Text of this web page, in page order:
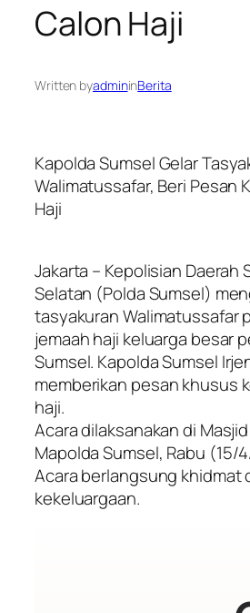
Calon Haji
Written byadmininBerita
Kapolda Sumsel Gelar
Walimatussafar, Beri Pesan
Haji
Jakarta – Kepolisian Daerah
Selatan (Polda Sumsel)
tasyakuran Walimatussafar
jemaah haji keluarga besar
Sumsel. Kapolda Sumsel
memberikan pesan khusus
haji.
Acara dilaksanakan di Masjid
Mapolda Sumsel, Rabu (15/
Acara berlangsung khidmat
kekeluargaan.